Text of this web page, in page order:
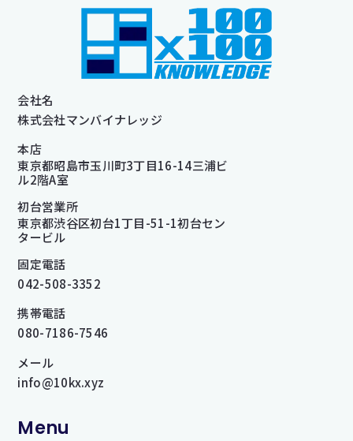
会社名
株式会社マンバイナレッジ
本店
東京都昭島市玉川町3丁目16-14三浦ビ
ル2階A室
初台営業所
東京都渋谷区初台1丁目-51-1初台セン
タービル
固定電話
042-508-3352
携帯電話
080-7186-7546
メール
info@10kx.xyz
Menu